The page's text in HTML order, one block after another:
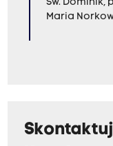
Św. Dominik,
Maria